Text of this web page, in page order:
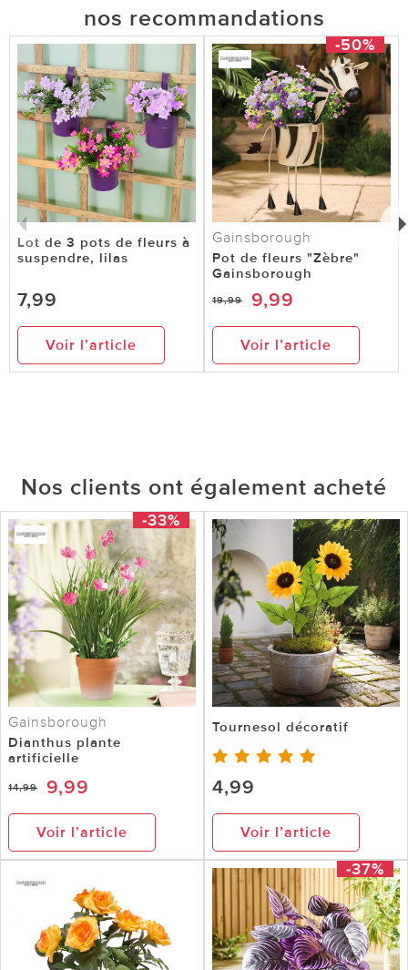
nos recommandations
Lot de 3 pots de fleurs à
suspendre, lilas
7,99
Voir l’article
-50%
Gainsborough
Pot de fleurs "Zèbre"
Gainsborough
19,99 9,99
Voir l’article
Nos clients ont également acheté
-33%
Gainsborough
Dianthus plante
artificielle
14,99 9,99
Voir l’article
Tournesol décoratif
4,99
Voir l’article
-37%